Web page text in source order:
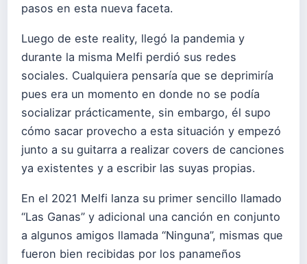
pasos en esta nueva faceta.
Luego de este reality, llegó la pandemia y
durante la misma Melfi perdió sus redes
sociales. Cualquiera pensaría que se deprimiría
pues era un momento en donde no se podía
socializar prácticamente, sin embargo, él supo
cómo sacar provecho a esta situación y empezó
junto a su guitarra a realizar covers de canciones
ya existentes y a escribir las suyas propias.
En el 2021 Melfi lanza su primer sencillo llamado
“Las Ganas” y adicional una canción en conjunto
a algunos amigos llamada “Ninguna”, mismas que
fueron bien recibidas por los panameños